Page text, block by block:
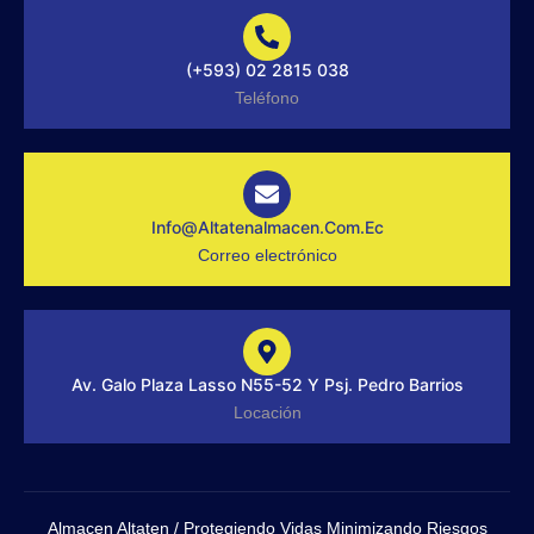
n
s
t
a
r
a
-
1
-
i
g
(+593) 02 2815 038
Teléfono
Info@altatenalmacen.com.ec
Correo electrónico
Av. Galo Plaza Lasso N55-52 Y Psj. Pedro Barrios
Locación
Almacen Altaten / Protegiendo Vidas Minimizando Riesgos